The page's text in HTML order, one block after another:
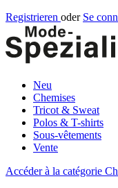
Registrieren oder Se
Neu
Chemises
Tricot & Sweat
Polos & T-shirts
Sous-vêtements
Vente
Accéder à la catégorie